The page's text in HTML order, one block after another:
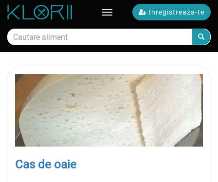
Inregistreaza-te
Toggle
Cas de oaie